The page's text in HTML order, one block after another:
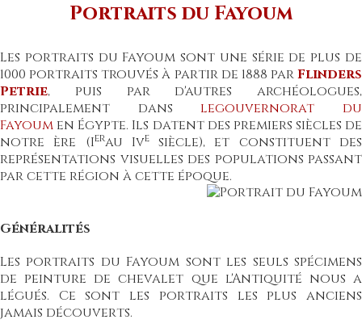
Portraits du Fayoum
Les portraits du Fayoumsont une série de plus de
1000 portraitstrouvés à partir de 1888 parFlinders
Petrie, puis par d'autres archéologues,
principalement dans legouvernorat du
Fayoum en Égypte. Ils datent des premiers siècles de
notre ère (Ierau Ive siècle), et constituent des
représentations visuelles des populations passant
par cette région à cette époque.
Généralités
Les portraits du Fayoum sont les seuls spécimens
de peinture de chevalet que l'Antiquité nous a
légués. Ce sont les portraits les plus anciens
jamais découverts.